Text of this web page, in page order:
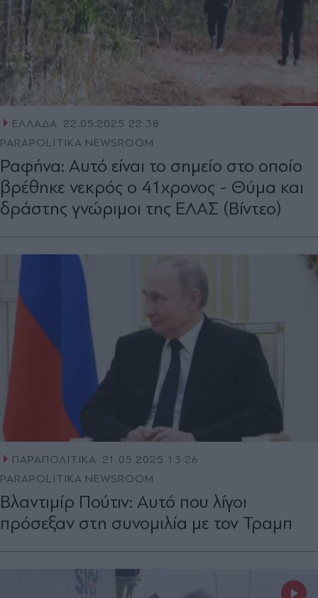
ΕΛΛΑΔΑ
22.05.2025 22:38
PARAPOLITIKA NEWSROOM
Ραφήνα: Αυτό είναι το σημείο στο οποίο
βρέθηκε νεκρός ο 41χρονος - Θύμα και
δράστης γνώριμοι της ΕΛΑΣ (Βίντεο)
ΠΑΡΑΠΟΛΙΤΙΚΑ 21.05.2025 13:26
PARAPOLITIKA NEWSROOM
Βλαντιμίρ Πούτιν: Αυτό που λίγοι
πρόσεξαν στη συνομιλία με τον Τραμπ